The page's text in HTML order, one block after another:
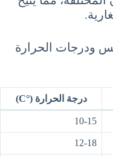
ودرجات الحرارة
درجة الحرارة (°C)
10-15
12-18